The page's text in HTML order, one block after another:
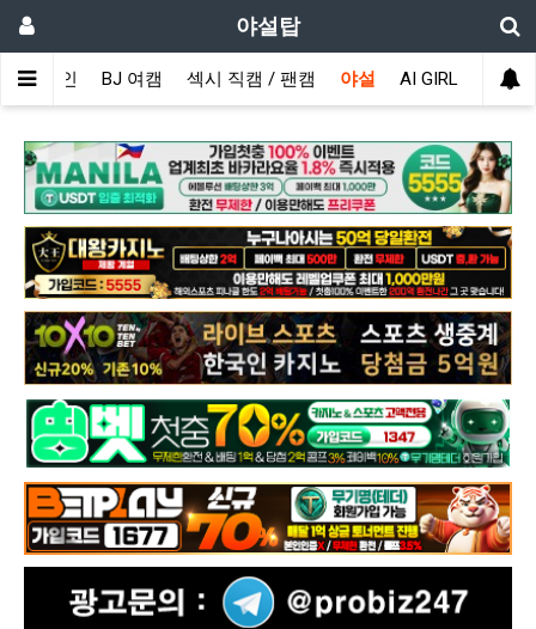
야설탑
메인 BJ 여캠 섹시 직캠 / 팬캠 야설 AI GIRL